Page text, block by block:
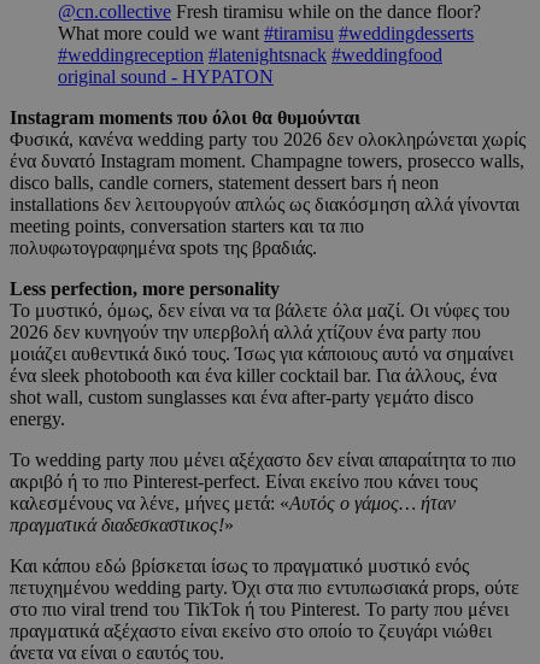
@cn.collective Fresh tiramisu while on the dance floor?
What more could we want#tiramisu #weddingdesserts
#weddingreception #latenightsnack #weddingfood
original sound - HYPATON
Instagram moments που όλοι θα θυμούνται
Φυσικά, κανένα wedding party του 2026 δεν ολοκληρώνεται χωρίς
ένα δυνατό Instagram moment. Champagne towers, prosecco walls,
disco balls, candle corners, statement dessert bars ή neon
installations δεν λειτουργούν απλώς ως διακόσμηση αλλά γίνονται
meeting points, conversation starters και τα πιο
πολυφωτογραφημένα spots της βραδιάς.
Less perfection, more personality
Το μυστικό, όμως, δεν είναι να τα βάλετε όλα μαζί. Οι νύφες του
2026 δεν κυνηγούν την υπερβολή αλλά χτίζουν ένα party που
μοιάζει αυθεντικά δικό τους. Ίσως για κάποιους αυτό να σημαίνει
ένα sleek photobooth και ένα killer cocktail bar. Για άλλους, ένα
shot wall, custom sunglasses και ένα after-party γεμάτο disco
energy.
Το wedding party που μένει αξέχαστο δεν είναι απαραίτητα το πιο
ακριβό ή το πιο Pinterest-perfect. Είναι εκείνο που κάνει τους
καλεσμένους να λένε, μήνες μετά: «Αυτός ο γάμος… ήταν
πραγματικά διαδεσκαστικος!»
Και κάπου εδώ βρίσκεται ίσως το πραγματικό μυστικό ενός
πετυχημένου wedding party. Όχι στα πιο εντυπωσιακά props, ούτε
στο πιο viral trend του TikTok ή του Pinterest. Το party που μένει
πραγματικά αξέχαστο είναι εκείνο στο οποίο το ζευγάρι νιώθει
άνετα να είναι ο εαυτός του.